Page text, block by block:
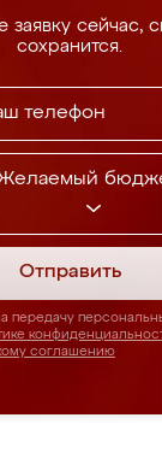
заявку сейчас,
сохранится.
Отправить
передачу
соглашению